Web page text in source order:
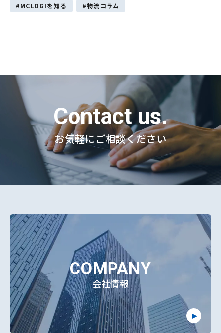
MCLOGIを知る 物流コラム
Contact us.
お気軽にご相談ください
COMPANY
会社情報